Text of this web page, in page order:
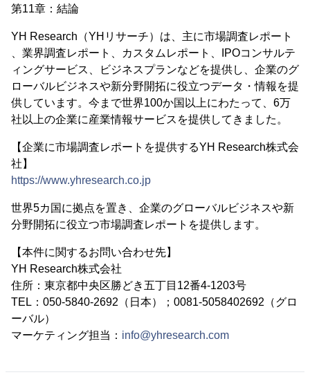
第11章：結論
YH Research（YHリサーチ）は、主に市場調査レポート
、業界調査レポート、カスタムレポート、IPOコンサルテ
ィングサービス、ビジネスプランなどを提供し、企業のグ
ローバルビジネスや新分野開拓に役立つデータ・情報を提
供しています。今まで世界100か国以上にわたって、6万
社以上の企業に産業情報サービスを提供してきました。
【企業に市場調査レポートを提供するYH Research株式会
社】
https://www.yhresearch.co.jp
世界5カ国に拠点を置き、企業のグローバルビジネスや新
分野開拓に役立つ市場調査レポートを提供します。
【本件に関するお問い合わせ先】
YH Research株式会社
住所：東京都中央区勝どき五丁目12番4-1203号
TEL：050-5840-2692（日本）；0081-5058402692（グロ
ーバル）
マーケティング担当： info@yhresearch.com